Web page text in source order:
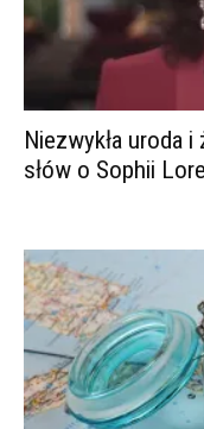
Niezwykła uroda
słów o Sophii